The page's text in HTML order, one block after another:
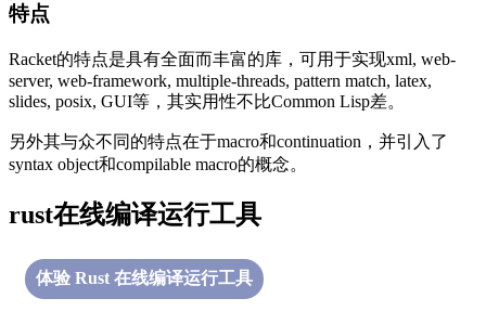
特点
Racket的特点是具有全面而丰富的库，可用于实现xml, web-
server, web-framework, multiple-threads, pattern match, latex,
slides, posix, GUI等，其实用性不比Common Lisp差。
另外其与众不同的特点在于macro和continuation，并引入了
syntax object和compilable macro的概念。
rust在线编译运行工具
体验 Rust 在线编译运行工具